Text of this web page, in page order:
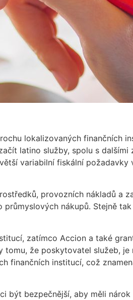
lokalizovaných finančních
latino služby, spolu s dalšími
variabilní fiskální požadavky
provozních nákladů a
nákupů. Stejně
zatímco Accion a také
že poskytovatel služeb,
finančních institucí, což
být bezpečnější, aby měli nárok